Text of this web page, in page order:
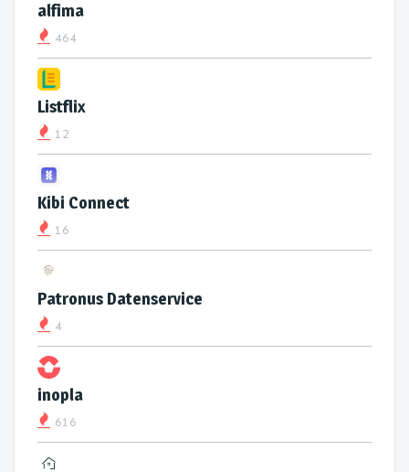
alfima
464
Listflix
12
Kibi Connect
16
Patronus Datenservice
4
inopla
616